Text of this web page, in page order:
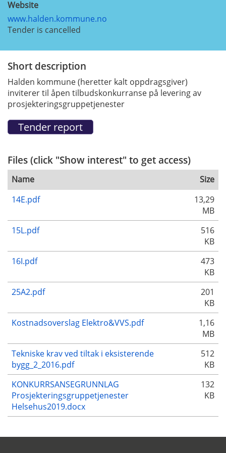
Website
www.halden.kommune.no
Tender is cancelled
Short description
Halden kommune (heretter kalt oppdragsgiver)
inviterer til åpen tilbudskonkurranse på levering av
prosjekteringsgruppetjenester
Files (click "Show interest" to get access)
Name
Size
14E.pdf
13,29
MB
15L.pdf
516
KB
16I.pdf
473
KB
25A2.pdf
201
KB
Kostnadsoverslag Elektro&VVS.pdf
1,16
MB
Tekniske krav ved tiltak i eksisterende
bygg_2_2016.pdf
512
KB
KONKURRSANSEGRUNNLAG
Prosjekteringsgruppetjenester
Helsehus2019.docx
132
KB